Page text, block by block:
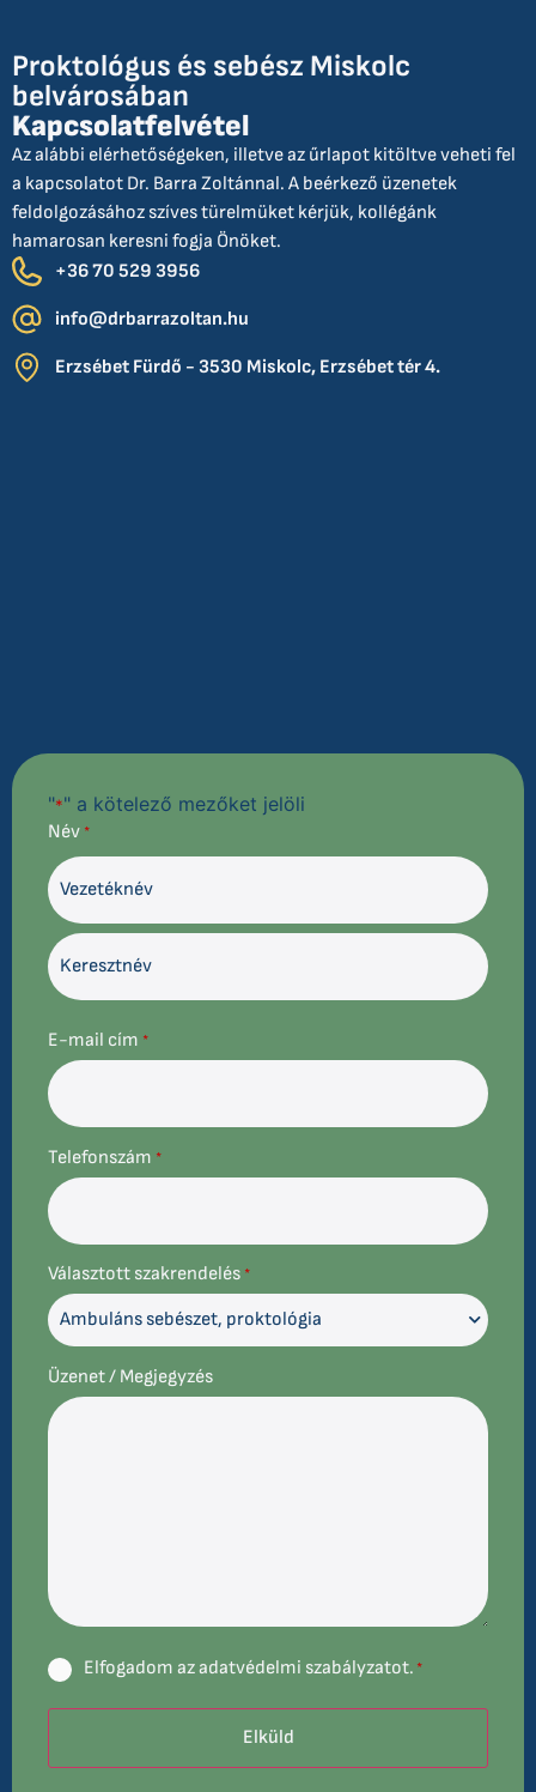
Proktológus és sebész Miskolc
belvárosában
Kapcsolatfelvétel
Az alábbi elérhetőségeken, illetve az űrlapot kitöltve veheti fel
a kapcsolatot Dr. Barra Zoltánnal. A beérkező üzenetek
feldolgozásához szíves türelmüket kérjük, kollégánk
hamarosan keresni fogja Önöket.
+36 70 529 3956
info@drbarrazoltan.hu
Erzsébet Fürdő - 3530 Miskolc, Erzsébet tér 4.
"*" a kötelező mezőket jelöli
Név *
E-mail cím *
Telefonszám *
Választott szakrendelés *
Üzenet / Megjegyzés
ConsentElfogadom az adatvédelmi szabályzatot. *